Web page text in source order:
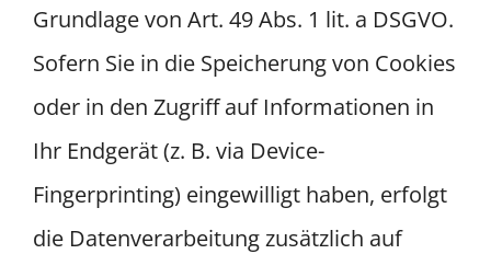
Grundlage von Art. 49 Abs. 1 lit. a DSGVO.
Sofern Sie in die Speicherung von Cookies
oder in den Zugriff auf Informationen in
Ihr Endgerät (z. B. via Device-
Fingerprinting) eingewilligt haben, erfolgt
die Datenverarbeitung zusätzlich auf